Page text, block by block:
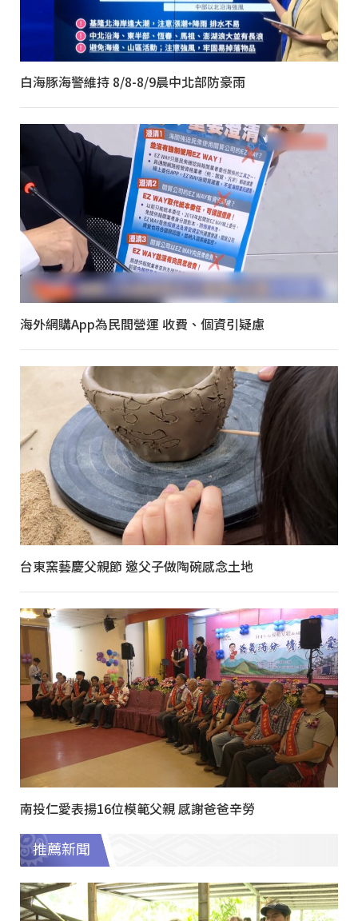
白海豚海警維持 8/8-8/9晨中北部防豪雨
海外網購App為民間營運 收費、個資引疑慮
台東窯藝慶父親節 邀父子做陶碗感念土地
南投仁愛表揚16位模範父親 感謝爸爸辛勞
推薦新聞